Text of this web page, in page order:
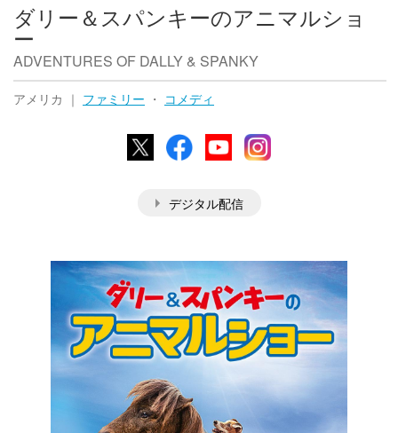
ダリー＆スパンキーのアニマルショ
ー
ADVENTURES OF DALLY & SPANKY
アメリカ ｜ ファミリー ・ コメディ
X FacebookYouTubeInstagram
デジタル配信